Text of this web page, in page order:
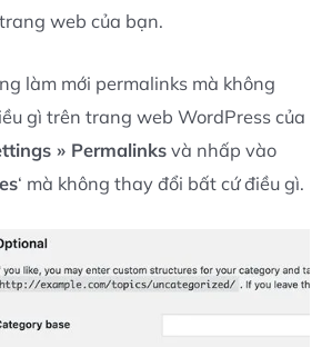
web của bạn.
làm mới permalinks mà không
gì trên trang web WordPress của
» Permalinksvà nhấp vào
‘ mà không thay đổi bất cứ điều gì.